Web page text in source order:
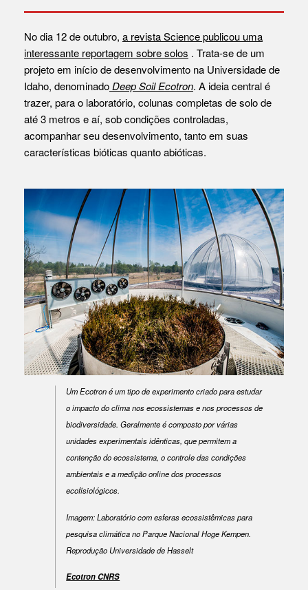
No dia 12 de outubro, a revista Science publicou uma
interessante reportagem sobre solos . Trata-se de um
projeto em início de desenvolvimento na Universidade de
Idaho, denominadoDeep Soil Ecotron. A ideia central é
trazer, para o laboratório, colunas completas de solo de
até 3 metros e aí, sob condições controladas,
acompanhar seu desenvolvimento, tanto em suas
características bióticas quanto abióticas.
Um Ecotron é um tipo de experimento criado para estudar
o impacto do clima nos ecossistemas e nos processos de
biodiversidade. Geralmente é composto por várias
unidades experimentais idênticas, que permitem a
contenção do ecossistema, o controle das condições
ambientais e a medição online dos processos
ecofisiológicos.
Imagem: Laboratório com esferas ecossistêmicas para
pesquisa climática no Parque Nacional Hoge Kempen.
Reprodução Universidade de Hasselt
Ecotron CNRS